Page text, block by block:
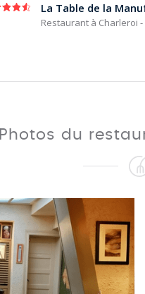
Restaurant à Charleroi -
Photos du